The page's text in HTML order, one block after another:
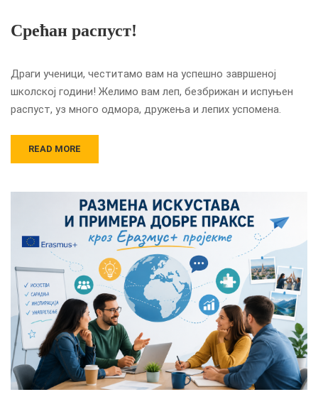
Срећан распуст!
Драги ученици, честитамо вам на успешно завршеној
школској години! Желимо вам леп, безбрижан и испуњен
распуст, уз много одмора, дружења и лепих успомена.
READ MORE